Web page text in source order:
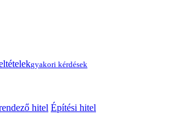
gyakori kérdések
hitel Építési hitel